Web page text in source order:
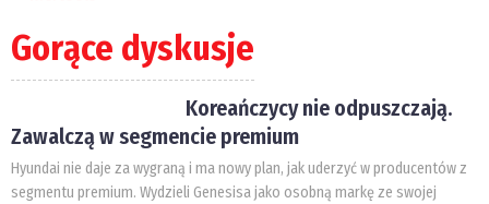
Gorące dyskusje
Koreańczycy nie odpuszczają.
Zawalczą w segmencie premium
Hyundai nie daje za wygraną i ma nowy plan, jak uderzyć w producentów z
segmentu premium. Wydzieli Genesisa jako osobną markę ze swojej